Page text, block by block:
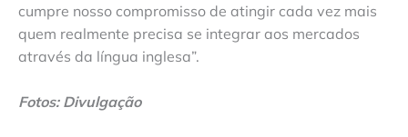
cumpre nosso compromisso de atingir cada vez mais
quem realmente precisa se integrar aos mercados
através da língua inglesa”.
Fotos: Divulgação